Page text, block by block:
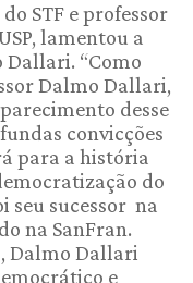
STF e professor
lamentou a
“Como
Dalmo Dallari,
desse
convicções
para a história
do
seu sucessor na
na SanFran.
Dalmo Dallari
e